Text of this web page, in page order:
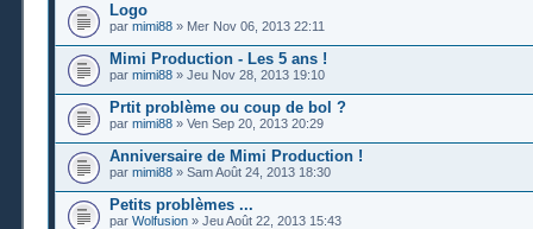
Logo
par mimi88 » Mer Nov 06, 2013 22:11
Mimi Production - Les 5 ans !
par mimi88 » Jeu Nov 28, 2013 19:10
Prtit problème ou coup de bol ?
par mimi88 » Ven Sep 20, 2013 20:29
Anniversaire de Mimi Production !
par mimi88 » Sam Août 24, 2013 18:30
Petits problèmes ...
par Wolfusion » Jeu Août 22, 2013 15:43